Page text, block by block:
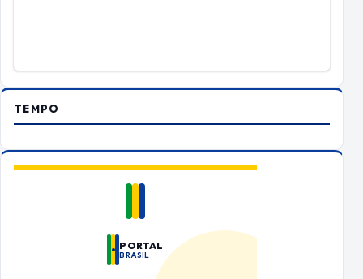
TEMPO
PORTAL
BRASIL